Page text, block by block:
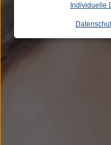
Individuelle